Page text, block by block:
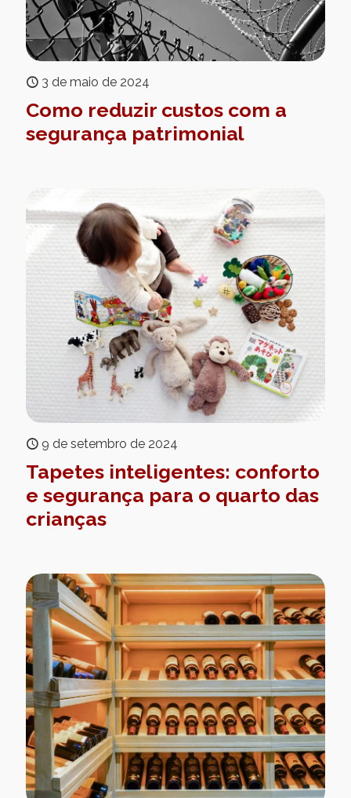
3 de maio de 2024
Como reduzir custos com a
segurança patrimonial
9 de setembro de 2024
Tapetes inteligentes: conforto
e segurança para o quarto das
crianças